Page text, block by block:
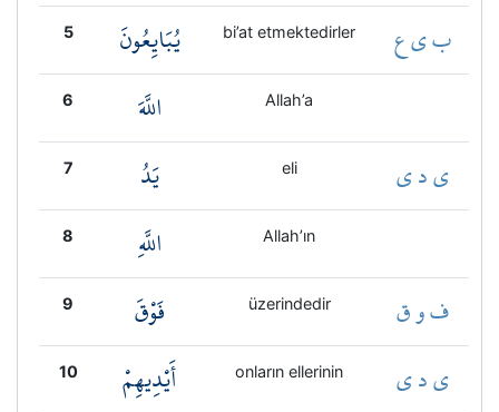
5 يُبَايِعُونَ bi’at etmektedirler ب ي ع
6 اللَّهَ Allah’a
7 يَدُ eli ي د ي
8 اللَّهِ Allah’ın
9 فَوْقَ üzerindedir ف و ق
10 أَيْدِيهِمْ onların ellerinin ي د ي